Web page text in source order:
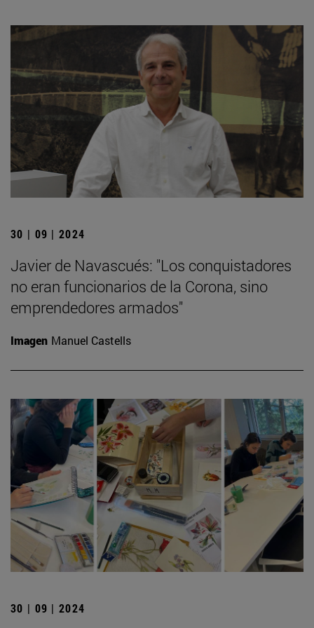
30 | 09 | 2024
Javier de Navascués: "Los conquistadores
no eran funcionarios de la Corona, sino
emprendedores armados"
Imagen Manuel Castells
30 | 09 | 2024